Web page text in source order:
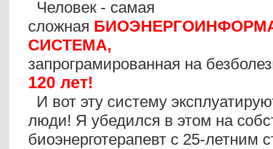
Человек - самая
сложная
СИСТЕМА,
запрограмированная на
120 лет!
И вот эту систему
люди! Я убедился в этом на
биоэнерготерапевт с 25-летним